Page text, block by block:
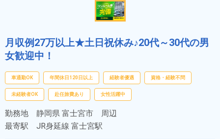
月収例27万以上★土日祝休み♪20代～30代の男
女歓迎中！
車通勤OK 年間休日120日以上 経験者優遇 資格・経験不問
未経験者OK 赴任旅費あり 女性活躍中
勤務地 静岡県 富士宮市 周辺
最寄駅 JR身延線 富士宮駅